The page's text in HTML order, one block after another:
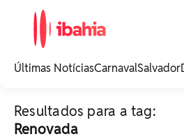
noticias e
Últimas NotíciasCarnavalSalvador
Resultados para a tag:
Renovada